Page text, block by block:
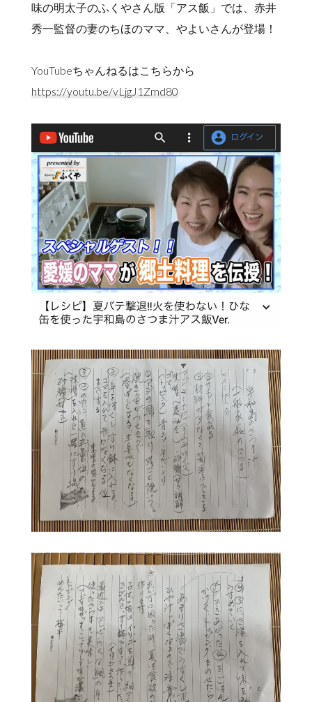
味の明太子のふくやさん版「アス飯」では、赤井
秀一監督の妻のちほのママ、やよいさんが登場！
YouTubeちゃんねるはこちらから
https://youtu.be/vLjgJ1Zmd80